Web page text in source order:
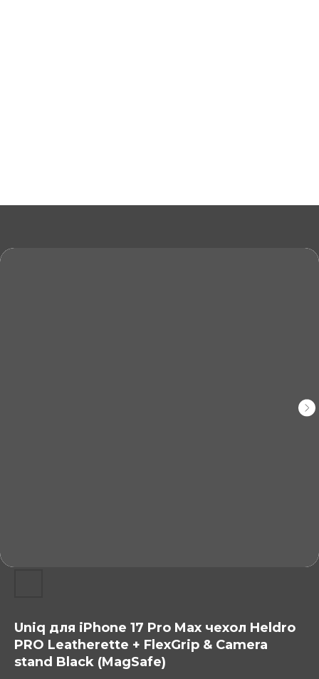
Uniq для iPhone 17 Pro Max чехол Heldro
PRO Leatherette + FlexGrip & Camera
stand Black (MagSafe)